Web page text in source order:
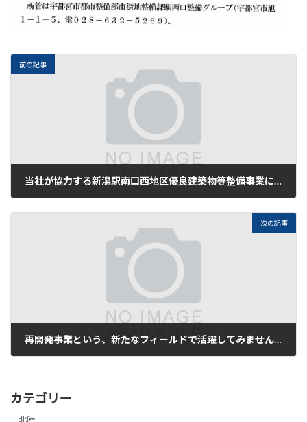
前の記事
当社が協力する新潟駅南口西地区優良建築物等整備事業についてBSN新潟放送ホームページに掲載されました。
次の記事
再開発事業という、新たなフィールドで活躍してみませんか？
カテゴリー
北陸